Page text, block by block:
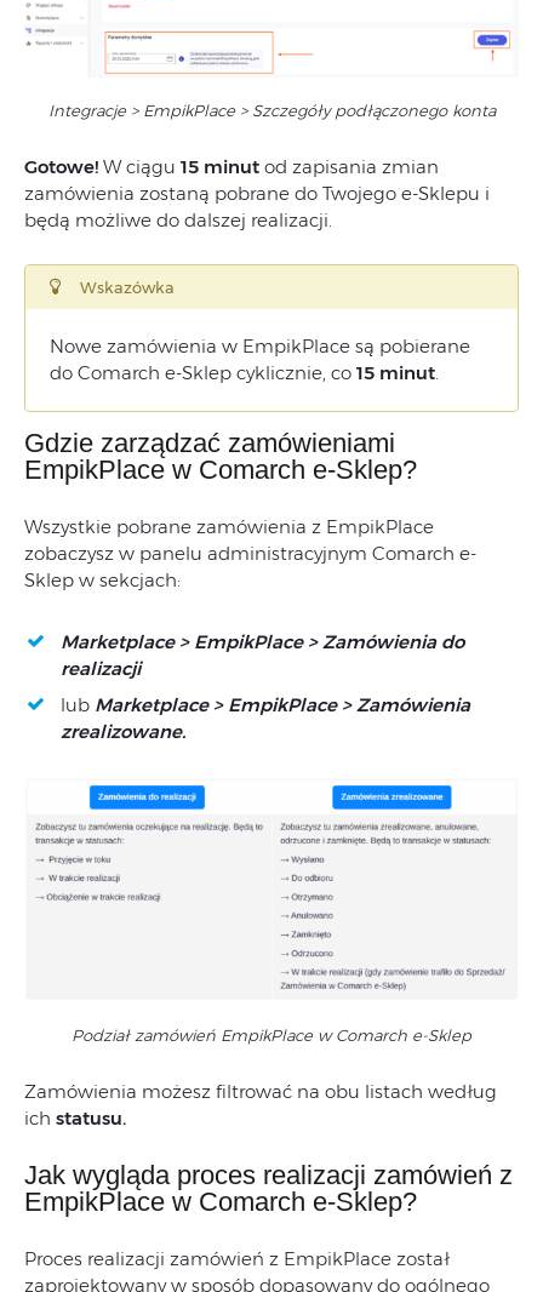
Integracje > EmpikPlace > Szczegóły podłączonego konta
Gotowe! W ciągu 15 minut od zapisania zmian
zamówienia zostaną pobrane do Twojego e-Sklepu i
będą możliwe do dalszej realizacji.
Wskazówka
Nowe zamówienia w EmpikPlace są pobierane
do Comarch e-Sklep cyklicznie, co 15 minut.
Gdzie zarządzać zamówieniami
EmpikPlace w Comarch e-Sklep?
Wszystkie pobrane zamówienia z EmpikPlace
zobaczysz w panelu administracyjnym Comarch e-
Sklep w sekcjach:
Marketplace > EmpikPlace > Zamówienia do
realizacji
lub Marketplace > EmpikPlace > Zamówienia
zrealizowane.
Podział zamówień EmpikPlace w Comarch e-Sklep
Zamówienia możesz filtrować na obu listach według
ich statusu.
Jak wygląda proces realizacji zamówień z
EmpikPlace w Comarch e-Sklep?
Proces realizacji zamówień z EmpikPlace został
zaprojektowany w sposób dopasowany do ogólnego